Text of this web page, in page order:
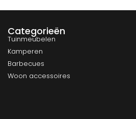
Categorieën
Tuinmeubelen
Kamperen
Barbecues
Woon accessoires